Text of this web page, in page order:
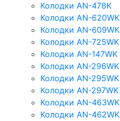
Колодки AN-478K
Колодки AN-620WK
Колодки AN-609WK
Колодки AN-725WK
Колодки AN-147WK
Колодки AN-296WK
Колодки AN-295WK
Колодки AN-297WK
Колодки AN-463WK
Колодки AN-462WK